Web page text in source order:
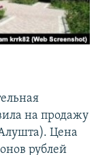
на продажу
Цена
рублей